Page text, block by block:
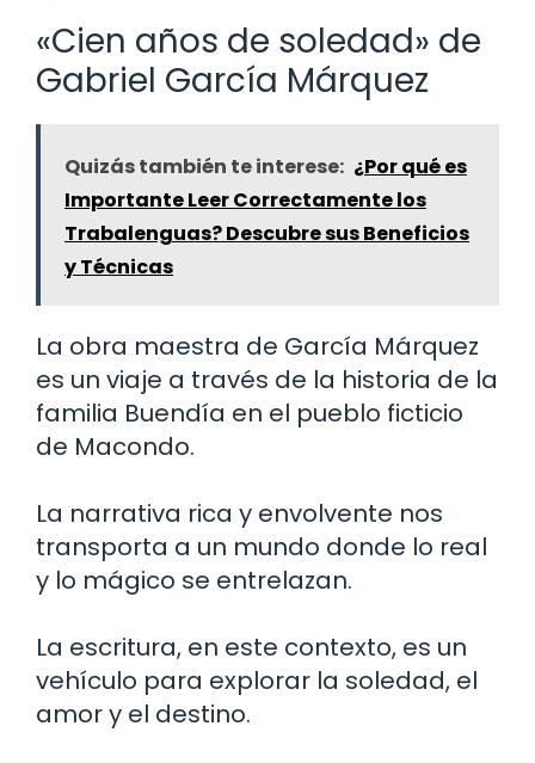
«Cien años de soledad» de
Gabriel García Márquez
Quizás también te interese: ¿Por qué es
Importante Leer Correctamente los
Trabalenguas? Descubre sus Beneficios
y Técnicas
La obra maestra de García Márquez
es un viaje a través de la historia de la
familia Buendía en el pueblo ficticio
de Macondo.
La narrativa rica y envolvente nos
transporta a un mundo donde lo real
y lo mágico se entrelazan.
La escritura, en este contexto, es un
vehículo para explorar la soledad, el
amor y el destino.